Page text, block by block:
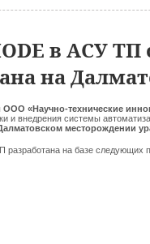
в АСУ
на
ООО «Научно-технические
и внедрения системы
месторождении
на базе следующих